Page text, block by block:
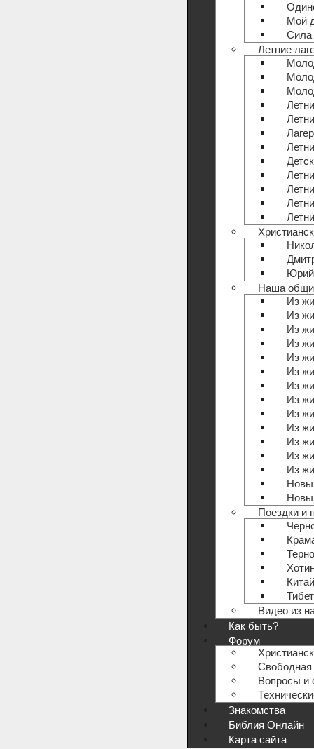
Мой
Сила
Летние
Наша
Из
Из
Из
Из
Из
Из
Из
Из
Из
Из
Из
Из
Из
Поездки и
Китай
Тибет
Видео из
Как быть?
Форум
Свободная
Вопросы и
Знакомства
Библия Онлайн
Карта сайта